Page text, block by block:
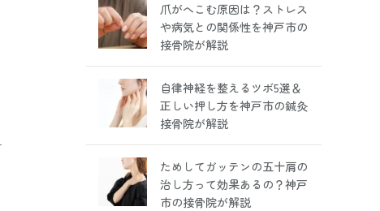
爪がへこむ原因は？ストレス
や病気との関係性を神戸市の
接骨院が解説
自律神経を整えるツボ5選＆
正しい押し方を神戸市の鍼灸
接骨院が解説
ためしてガッテンの五十肩の
治し方って効果あるの？神戸
市の接骨院が解説